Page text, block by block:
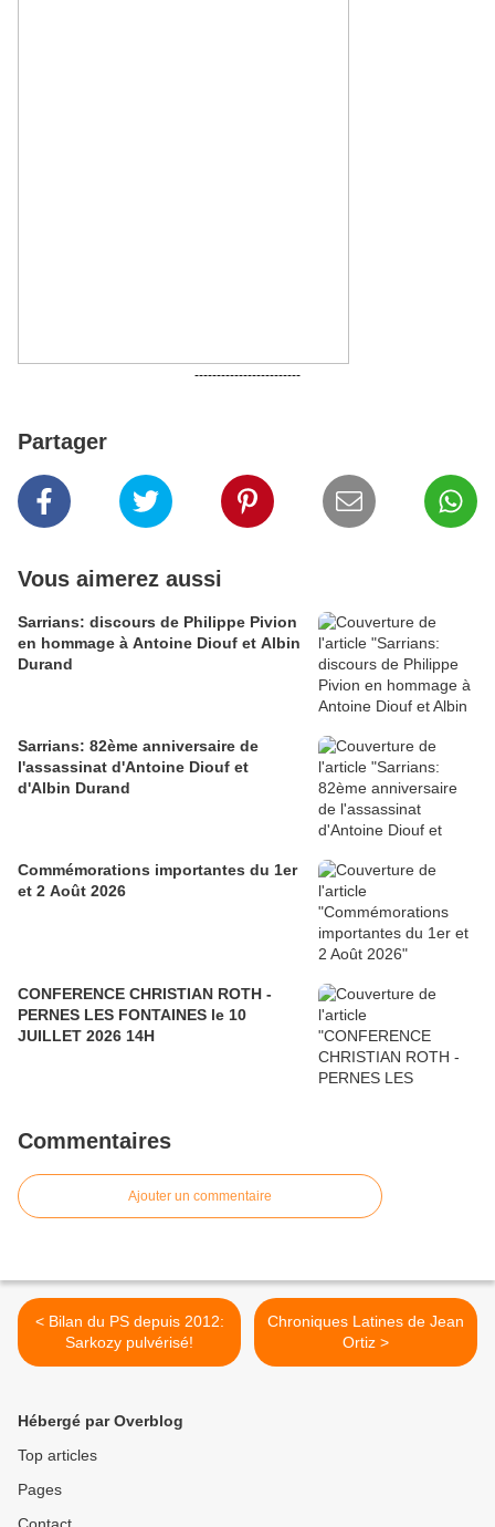
------------------------
Partager
Vous aimerez aussi
Sarrians: discours de Philippe Pivion
en hommage à Antoine Diouf et Albin
Durand
Sarrians: 82ème anniversaire de
l'assassinat d'Antoine Diouf et
d'Albin Durand
Commémorations importantes du 1er
et 2 Août 2026
CONFERENCE CHRISTIAN ROTH -
PERNES LES FONTAINES le 10
JUILLET 2026 14H
Commentaires
Ajouter un commentaire
< Bilan du PS depuis 2012:
Sarkozy pulvérisé!
Chroniques Latines de Jean
Ortiz >
Hébergé par Overblog
Top articles
Pages